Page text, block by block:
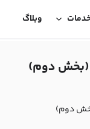
وبلاگ
(بخش دوم)
دوم)